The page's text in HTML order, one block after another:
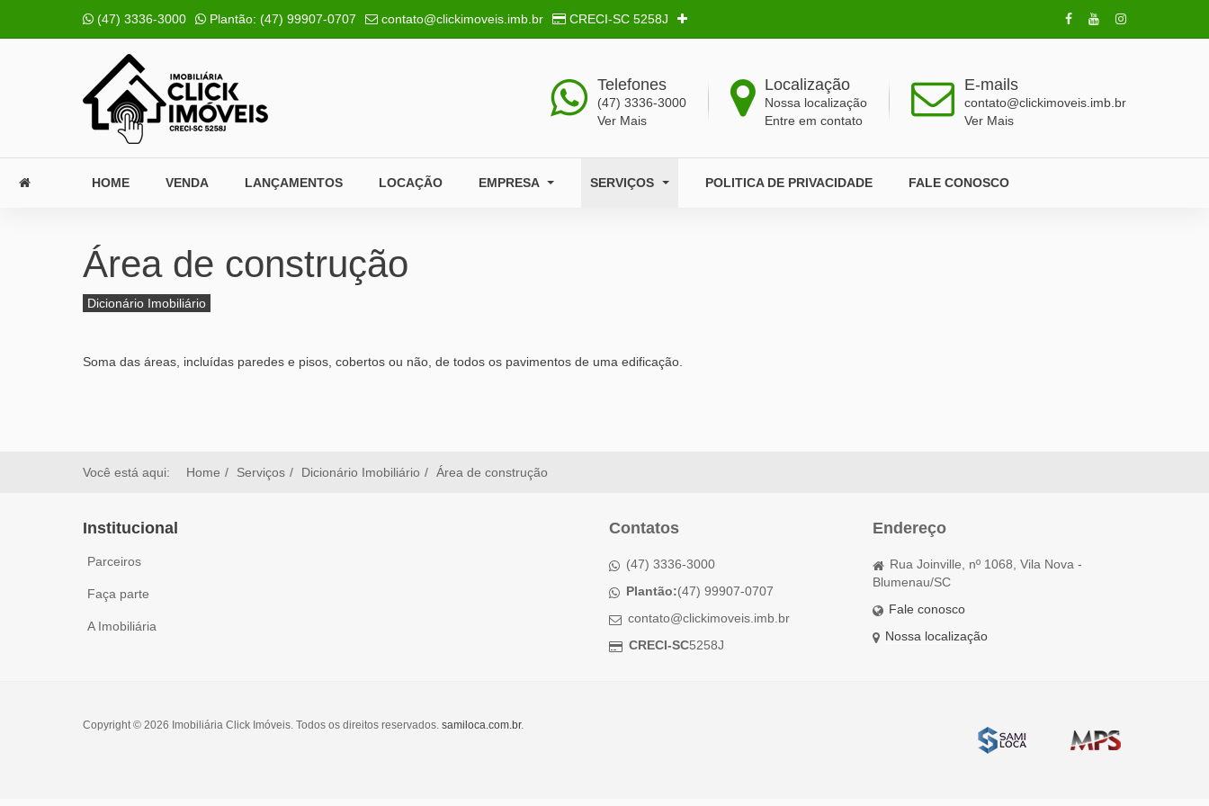
(47) 3336-3000 Plantão: (47) 99907-0707 contato@clickimoveis.imb.br CRECI-SC 5258J
Telefones
(47) 3336-3000
Ver Mais
Localização
Nossa localização
Entre em contato
E-mails
contato@clickimoveis.imb.br
Ver Mais
HOME VENDA LANÇAMENTOS LOCAÇÃO EMPRESA SERVIÇOS POLITICA DE PRIVACIDADE FALE CONOSCO
Área de construção
Dicionário Imobiliário
Soma das áreas, incluídas paredes e pisos, cobertos ou não, de todos os pavimentos de uma edificação.
Você está aqui: Home Serviços Dicionário Imobiliário Área de construção
Institucional
Parceiros
Faça parte
A Imobiliária
Contatos
(47) 3336-3000
Plantão:(47) 99907-0707
contato@clickimoveis.imb.br
CRECI-SC5258J
Endereço
Rua Joinville, nº 1068, Vila Nova -
Blumenau/SC
Fale conosco
Nossa localização
Copyright © 2026 Imobiliária Click Imóveis. Todos os direitos reservados. samiloca.com.br.